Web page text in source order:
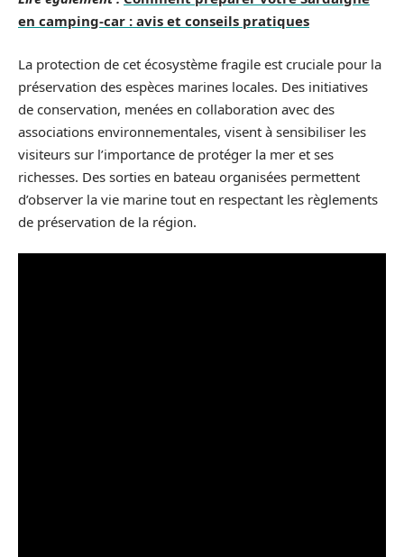
en camping-car : avis et conseils pratiques
La protection de cet écosystème fragile est cruciale pour la
préservation des espèces marines locales. Des initiatives
de conservation, menées en collaboration avec des
associations environnementales, visent à sensibiliser les
visiteurs sur l’importance de protéger la mer et ses
richesses. Des sorties en bateau organisées permettent
d’observer la vie marine tout en respectant les règlements
de préservation de la région.